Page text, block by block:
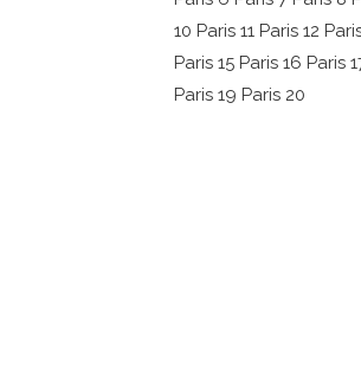
10 Paris 11 Paris 12
Paris 15 Paris 16 Paris
Paris 19 Paris 20